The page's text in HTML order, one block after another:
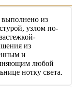
выполнено из
узлом по-
из
и
любой
нотку света.